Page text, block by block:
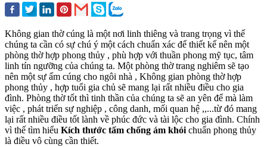
Không gian thờ cúng là một nơi linh thiêng và trang trọng vì thế
chúng ta cần có sự chú ý một cách chuẩn xác để thiết kế nên một
phòng thờ hợp phong thủy , phù hợp với thuần phong mỹ tục, tâm
linh tín ngưỡng của chúng ta. Một phòng thờ trang nghiêm sẽ tạo
nên một sự ấm cúng cho ngôi nhà , Không gian phòng thờ hợp
phong thủy , hợp tuổi gia chủ sẽ mang lại rất nhiều điều cho gia
đình. Phòng thờ tốt thì tinh thần của chúng ta sẽ an yên để mà làm
việc , phát triển sự nghiệp , công danh, mối quan hệ ,,...từ đó mang
lại rất nhiều điều tốt lành về phúc đức và tài lộc cho gia đình. Chính
vì thế tìm hiểu Kích thước tấm chống ám khóichuẩn phong thủy
là điều vô cùng cần thiết.